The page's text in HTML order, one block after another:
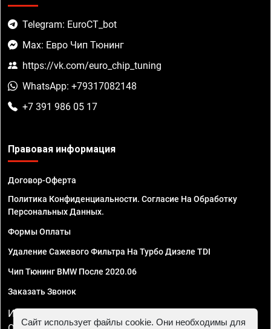
Telegram: EuroCT_bot
Max: Евро Чип Тюнинг
https://vk.com/euro_chip_tuning
WhatsApp: +79317082148
+7 391 986 05 17
Правовая информация
Договор-Оферта
Политика Конфиденциальности. Согласие На Обработку
Персональных Данных.
Формы Оплаты
Удаление Сажевого Фильтра На Турбо Дизеле TDI
Чип Тюнинг BMW После 2020.06
Заказать Звонок
ИП Смирнов Георгий Павлович. ИНН 781302555843,
Сайт использует файлы cookie. Они необходимы для